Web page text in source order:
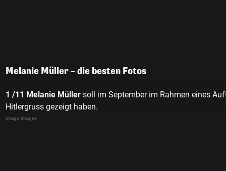
Melanie Müller – die besten Fotos
1 /11 Melanie Müller soll im September im Rahmen eines
Hitlergruss gezeigt haben.
imago images